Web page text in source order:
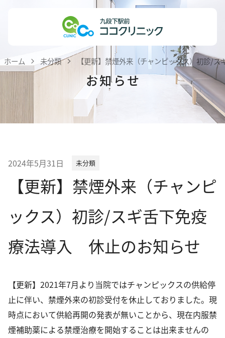
私達の理念
医師紹介
診療案内
小児科
循環器内科
生活習慣病
予防接種
PCR検査
お知らせ
ホーム 未分類 【更新】禁煙外来（チャンピックス）初診/
未分類
【更新】禁煙外来（チャンピ
ックス）初診/スギ舌下免疫
療法導入 休止のお知らせ
2024年5月31日
【更新】2021年7月より当院ではチャンピックスの供給停
止に伴い、禁煙外来の初診受付を休止しておりました。現
時点において供給再開の発表が無いことから、現在内服禁
煙補助薬による禁煙治療を開始することは出来ませんの